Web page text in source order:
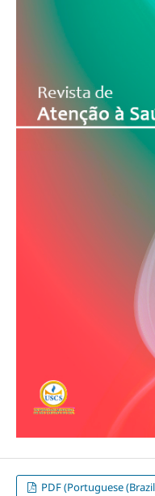
PDF (Portuguese